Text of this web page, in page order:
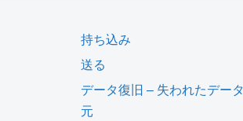
持ち込み
送る
データ復旧 – 失われたデー
元